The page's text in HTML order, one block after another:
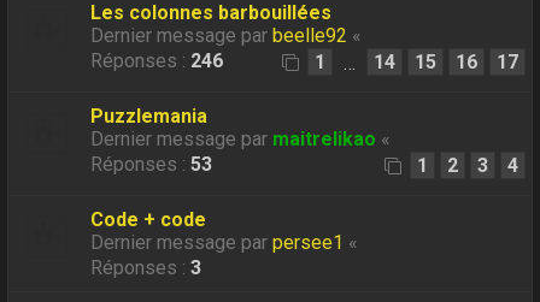
Les colonnes barbouillées
Dernier message par beelle92 «
Réponses : 246 1 … 14 15 16 17
Puzzlemania
Dernier message par maitrelikao «
Réponses :53 1 2 3 4
Code + code
Dernier message parpersee1 «
Réponses :3